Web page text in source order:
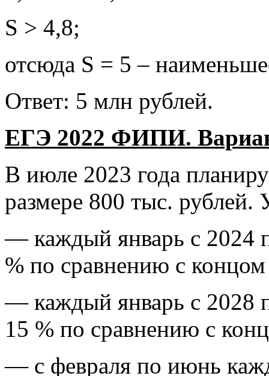
S > 4,8;
отсюда S = 5 –
Ответ: 5 млн рублей.
ЕГЭ 2022 ФИПИ.
В июле 2023 года
размере 800 тыс. рублей.
— каждый январь с 2024
% по сравнению с
— каждый январь с 2028
15 % по сравнению с
— с февраля по июнь